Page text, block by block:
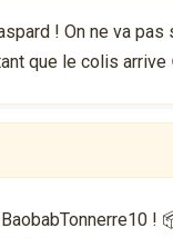
! On ne va
que le colis arrive
!